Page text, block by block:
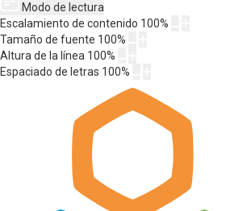
Modo de lectura
Escalamiento de contenido 100%
Tamaño de fuente 100%
Altura de la línea 100%
Espaciado de letras 100%